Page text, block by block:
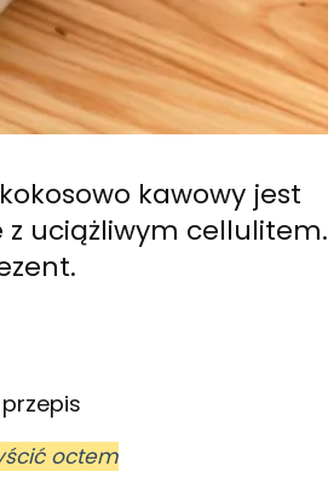
kawowy jest
z uciążliwym cellulitem.
octem